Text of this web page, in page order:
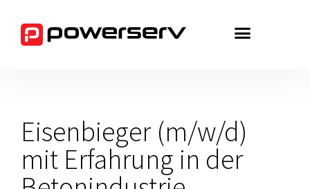
Inhalt
springen
Eisenbieger (m/w/d)
mit Erfahrung in der